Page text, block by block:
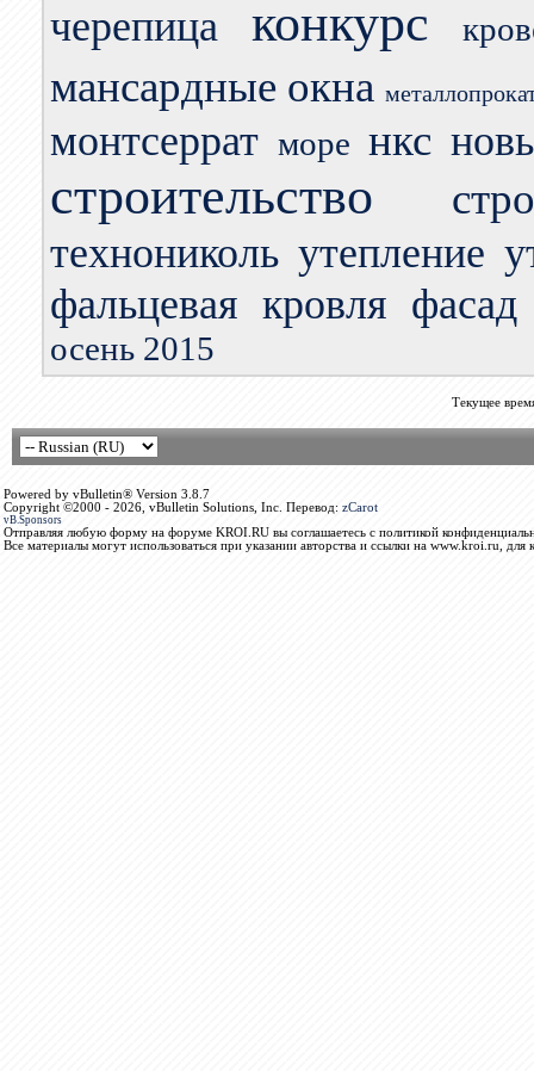
черепица
конкурс
мансардные окна
монтсеррат море нкс
строительство
технониколь утепление
фальцевая кровля фасад
осень 2015
Текущее
Powered by vBulletin® Version 3.8.7
Copyright ©2000 - 2026, vBulletin Solutions, Inc. Перевод: zCarot
vB.Sponsors
Отправляя любую форму на форуме KROI.RU вы соглашаетесь с политикой
Все материалы могут использоваться при указании авторства и ссылки на www.kroi.ru, для